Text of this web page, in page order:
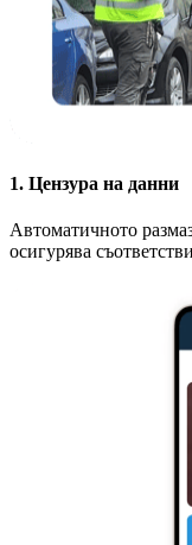
1. Цензура на данни
Автоматичното
осигурява